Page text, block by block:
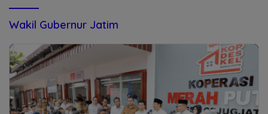
Wakil Gubernur Jatim